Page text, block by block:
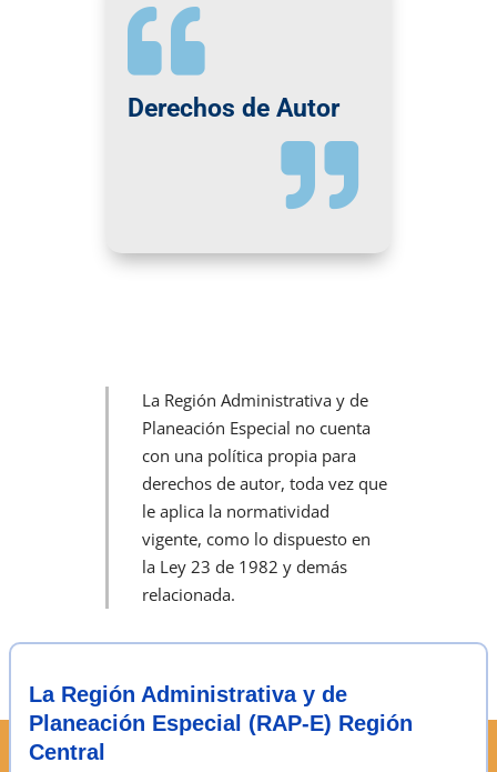

Derechos de Autor

La Región Administrativa y de
Planeación Especial no cuenta
con una política propia para
derechos de autor, toda vez que
le aplica la normatividad
vigente, como lo dispuesto en
la Ley 23 de 1982 y demás
relacionada.
La Región Administrativa y de
Planeación Especial (RAP-E) Región
Central